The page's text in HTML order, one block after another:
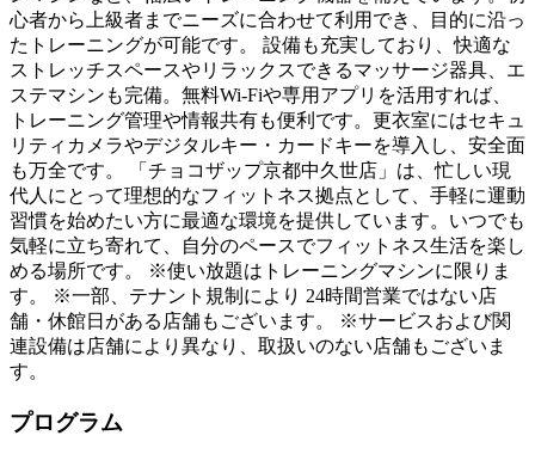
心者から上級者までニーズに合わせて利用でき、目的に沿っ
たトレーニングが可能です。 設備も充実しており、快適な
ストレッチスペースやリラックスできるマッサージ器具、エ
ステマシンも完備。無料Wi-Fiや専用アプリを活用すれば、
トレーニング管理や情報共有も便利です。更衣室にはセキュ
リティカメラやデジタルキー・カードキーを導入し、安全面
も万全です。 「チョコザップ京都中久世店」は、忙しい現
代人にとって理想的なフィットネス拠点として、手軽に運動
習慣を始めたい方に最適な環境を提供しています。いつでも
気軽に立ち寄れて、自分のペースでフィットネス生活を楽し
める場所です。 ※使い放題はトレーニングマシンに限りま
す。 ※一部、テナント規制により 24時間営業ではない店
舗・休館日がある店舗もございます。 ※サービスおよび関
連設備は店舗により異なり、取扱いのない店舗もございま
す。
プログラム